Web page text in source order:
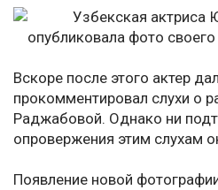
Вскоре после этого актер
прокомментировал слухи о
Раджабовой. Однако ни
опровержения этим слухам
Появление новой